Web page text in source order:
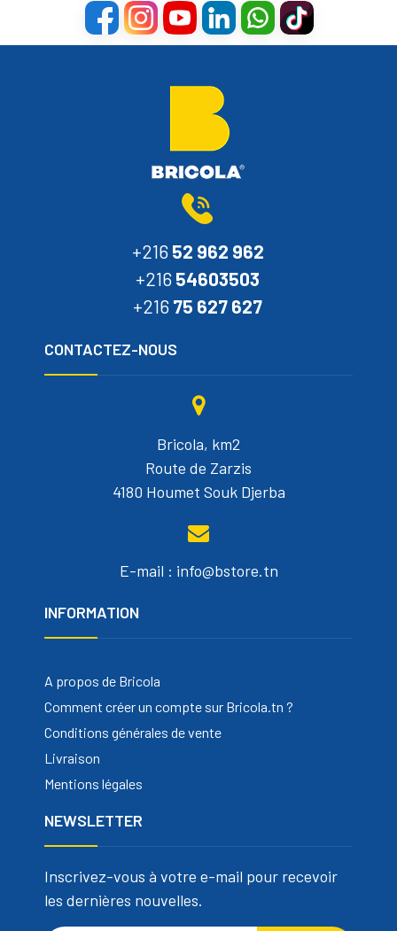
+216 52 962 962
+216 54603503
+216 75 627 627
CONTACTEZ-NOUS
Bricola, km2
Route de Zarzis
4180 Houmet Souk Djerba
E-mail : info@bstore.tn
INFORMATION
A propos de Bricola
Comment créer un compte sur Bricola.tn ?
Conditions générales de vente
Livraison
Mentions légales
NEWSLETTER
Inscrivez-vous à votre e-mail pour recevoir
les dernières nouvelles.